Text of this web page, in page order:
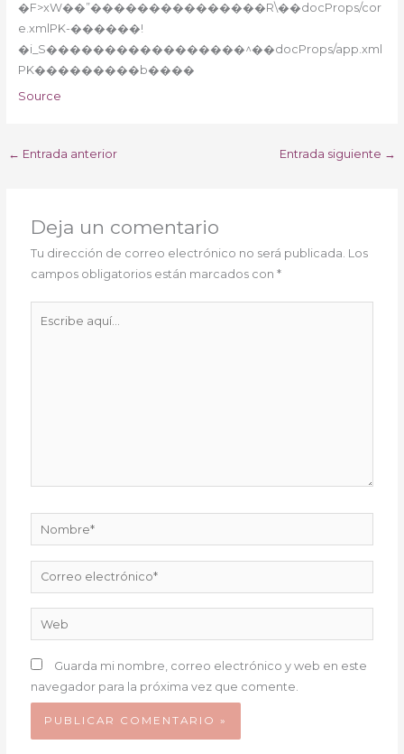
�F>xW��”���������������R\��docProps/cor
e.xmlPK-������!
�i_S�����������������^��docProps/app.xml
PK���������b����
Source
← Entrada anterior Entrada siguiente →
Deja un comentario
Tu dirección de correo electrónico no será publicada. Los
campos obligatorios están marcados con*
Nombre*
Correo
electrónico*
Web
Guarda mi nombre, correo electrónico y web en este
navegador para la próxima vez que comente.